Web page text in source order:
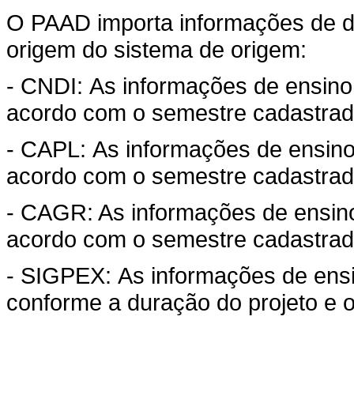
O PAAD importa informações de
origem do sistema de origem:
- CNDI: As informações de
acordo com o semestre
- CAPL: As informações de
acordo com o semestre
- CAGR: As informações de
acordo com o semestre
- SIGPEX: As informações de
conforme a duração do projeto e